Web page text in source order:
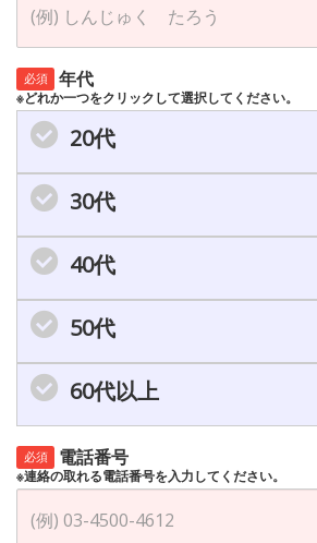
必須 年代
※どれか一つをクリックして選択してください。
20代
30代
40代
50代
60代以上
必須 電話番号
※連絡の取れる電話番号を入力してください。